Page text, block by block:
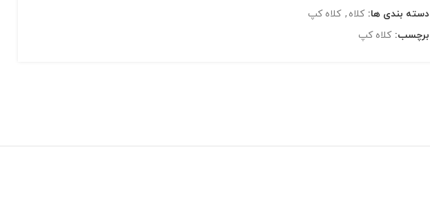
دسته بندی ها: کلاه , کلاه کپ
برچسب: کلاه کپ